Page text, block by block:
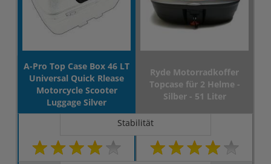
A-Pro Top Case Box 46 LT
Universal Quick Rlease
Motorcycle Scooter
Luggage Silver
Ryde Motorradkoffer
Topcase für 2 Helme -
Silber - 51 Liter
Stabilität